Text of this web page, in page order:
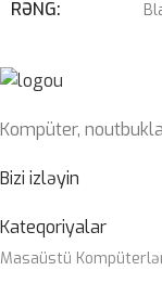
RƏNG
PROSESSOR
OPERATIV
YADDAŞ
ZƏMANƏT
MÜDDƏTI
Kompüter,
Bizi izləyin
Kateqoriyalar
Masaüstü